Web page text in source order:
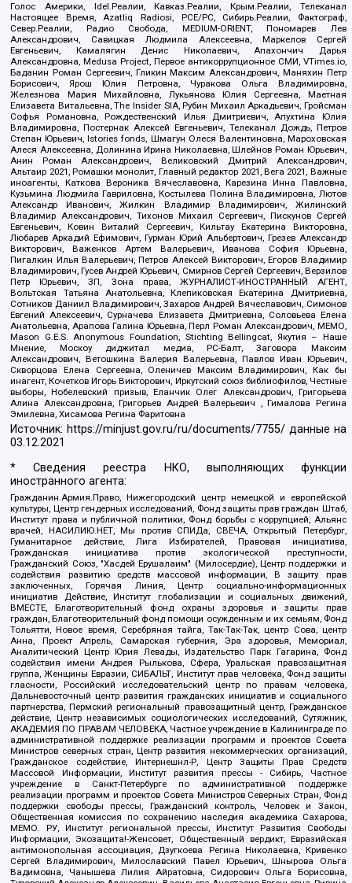
Голос Америки, Idel.Реалии, Кавказ.Реалии, Крым.Реалии, Телеканал
Настоящее Время, Azatliq Radiosi, PCE/PC, Сибирь.Реалии, Фактограф,
Север.Реалии, Радио Свобода, MEDIUM-ORIENT, Пономарев Лев
Александрович, Савицкая Людмила Алексеевна, Маркелов Сергей
Евгеньевич, Камалягин Денис Николаевич, Апахончич Дарья
Александровна, Medusa Project, Первое антикоррупционное СМИ, VTimes.io,
Баданин Роман Сергеевич, Гликин Максим Александрович, Маняхин Петр
Борисович, Ярош Юлия Петровна, Чуракова Ольга Владимировна,
Железнова Мария Михайловна, Лукьянова Юлия Сергеевна, Маетная
Елизавета Витальевна, The Insider SIA, Рубин Михаил Аркадьевич, Гройсман
Софья Романовна, Рождественский Илья Дмитриевич, Апухтина Юлия
Владимировна, Постернак Алексей Евгеньевич, Телеканал Дождь, Петров
Степан Юрьевич, Istories fonds, Шмагун Олеся Валентиновна, Мароховская
Алеся Алексеевна, Долинина Ирина Николаевна, Шлейнов Роман Юрьевич,
Анин Роман Александрович, Великовский Дмитрий Александрович,
Альтаир 2021, Ромашки монолит, Главный редактор 2021, Вега 2021, Важные
иноагенты, Каткова Вероника Вячеславовна, Карезина Инна Павловна,
Кузьмина Людмила Гавриловна, Костылева Полина Владимировна, Лютов
Александр Иванович, Жилкин Владимир Владимирович, Жилинский
Владимир Александрович, Тихонов Михаил Сергеевич, Пискунов Сергей
Евгеньевич, Ковин Виталий Сергеевич, Кильтау Екатерина Викторовна,
Любарев Аркадий Ефимович, Гурман Юрий Альбертович, Грезев Александр
Викторович, Важенков Артем Валерьевич, Иванова София Юрьевна,
Пигалкин Илья Валерьевич, Петров Алексей Викторович, Егоров Владимир
Владимирович, Гусев Андрей Юрьевич, Смирнов Сергей Сергеевич, Верзилов
Петр Юрьевич, ЗП, Зона права, ЖУРНАЛИСТ-ИНОСТРАННЫЙ АГЕНТ,
Вольтская Татьяна Анатольевна, Клепиковская Екатерина Дмитриевна,
Сотников Даниил Владимирович, Захаров Андрей Вячеславович, Симонов
Евгений Алексеевич, Сурначева Елизавета Дмитриевна, Соловьева Елена
Анатольевна, Арапова Галина Юрьевна, Перл Роман Александрович, МЕМО,
Mason G.E.S. Anonymous Foundation, Stichting Bellingcat, Якутия – Наше
Мнение, Москоу диджитал медиа, РС-Балт, Заговора Максим
Александрович, Ветошкина Валерия Валерьевна, Павлов Иван Юрьевич,
Скворцова Елена Сергеевна, Оленичев Максим Владимирович, Как бы
инагент, Кочетков Игорь Викторович, Иркутский союз библиофилов, Честные
выборы, Нобелевский призыв, Еланчик Олег Александрович, Григорьева
Алина Александровна, Григорьев Андрей Валерьевич , Гималова Регина
Эмилевна, Хисамова Регина Фаритовна
Источник: https://minjust.gov.ru/ru/documents/7755/ данные на
03.12.2021
* Сведения реестра НКО, выполняющих функции
иностранного агента:
Гражданин.Армия.Право, Нижегородский центр немецкой и европейской
культуры, Центр гендерных исследований, Фонд защиты прав граждан Штаб,
Институт права и публичной политики, Фонд борьбы с коррупцией, Альянс
врачей, НАСИЛИЮ.НЕТ, Мы против СПИДа, СВЕЧА, Открытый Петербург,
Гуманитарное действие, Лига Избирателей, Правовая инициатива,
Гражданская инициатива против экологической преступности,
Гражданский Союз, "Хасдей Ерушалаим" (Милосердие), Центр поддержки и
содействия развитию средств массовой информации, В защиту прав
заключенных, Горячая Линия, Центр социально-информационных
инициатив Действие, Институт глобализации и социальных движений,
ВМЕСТЕ, Благотворительный фонд охраны здоровья и защиты прав
граждан, Благотворительный фонд помощи осужденным и их семьям, Фонд
Тольятти, Новое время, Серебряная тайга, Так-Так-Так, центр Сова, центр
Анна, Проект Апрель, Самарская губерния, Эра здоровья, Мемориал,
Аналитический Центр Юрия Левады, Издательство Парк Гагарина, Фонд
содействия имени Андрея Рылькова, Сфера, Уральская правозащитная
группа, Женщины Евразии, СИБАЛЬТ, Институт прав человека, Фонд защиты
гласности, Российский исследовательский центр по правам человека,
Дальневосточный центр развития гражданских инициатив и социального
партнерства, Пермский региональный правозащитный центр, Гражданское
действие, Центр независимых социологических исследований, Сутяжник,
АКАДЕМИЯ ПО ПРАВАМ ЧЕЛОВЕКА, Частное учреждение в Калининграде по
административной поддержке реализации программ и проектов Совета
Министров северных стран, Центр развития некоммерческих организаций,
Гражданское содействие, Интернешнл-Р, Центр Защиты Прав Средств
Массовой Информации, Институт развития прессы - Сибирь, Частное
учреждение в Санкт-Петербурге по административной поддержке
реализации программ и проектов Совета Министров Северных Стран, Фонд
поддержки свободы прессы, Гражданский контроль, Человек и Закон,
Общественная комиссия по сохранению наследия академика Сахарова,
МЕМО. РУ, Институт региональной прессы, Институт Развития Свободы
Информации, Экозащита!-Женсовет, Общественный вердикт, Евразийская
антимонопольная ассоциация, Дзугкоева Регина Николаевна, Кривенко
Сергей Владимирович, Милославский Павел Юрьевич, Шнырова Ольга
Вадимовна, Чанышева Лилия Айратовна, Сидорович Ольга Борисовна,